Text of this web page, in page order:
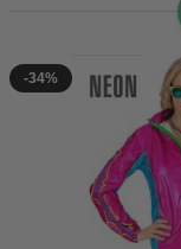
-34%